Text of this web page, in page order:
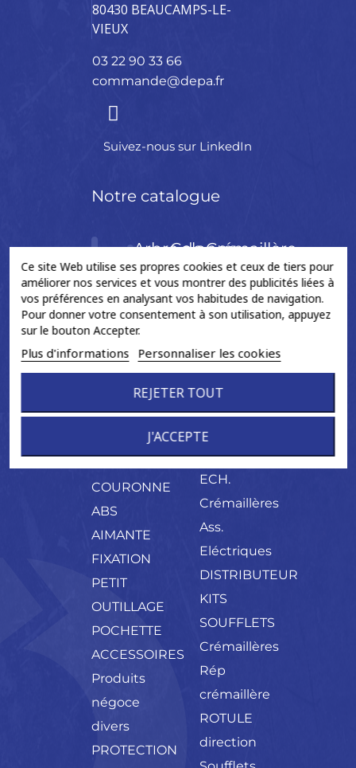
Ce site Web utilise ses propres cookies et ceux de tiers pour
améliorer nos services et vous montrer des publicités liées à
vos préférences en analysant vos habitudes de navigation.
Pour donner votre consentement à son utilisation, appuyez
sur le bouton Accepter.
Plus d'informations Personnaliser les cookies
REJETER TOUT
J'ACCEPTE
80430 BEAUCAMPS-LE-
VIEUX
03 22 90 33 66
commande@depa.fr
Suivez-nous sur LinkedIn
Notre catalogue
Accessoires
BAGUE
BERLINGOT
CONE DE
MONTAGE
COURONNE
ABS
AIMANTE
FIXATION
PETIT
OUTILLAGE
POCHETTE
ACCESSOIRES
Produits
négoce
divers
PROTECTION
Arbre de
transmission
CROISILLON
FLECTOR
NEUF
ARBRE
PALIER
Colonne
de
direction
DIRECTION
Crémaillère
de
direction
CREMAILLERE
ECH.
CREMAILLERE
MECANIQUE
ECH.
Crémaillères
Ass.
Eléctriques
DISTRIBUTEUR
KITS
SOUFFLETS
Crémaillères
Rép
crémaillère
ROTULE
direction